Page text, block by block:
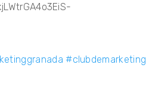
#clubdemarketing